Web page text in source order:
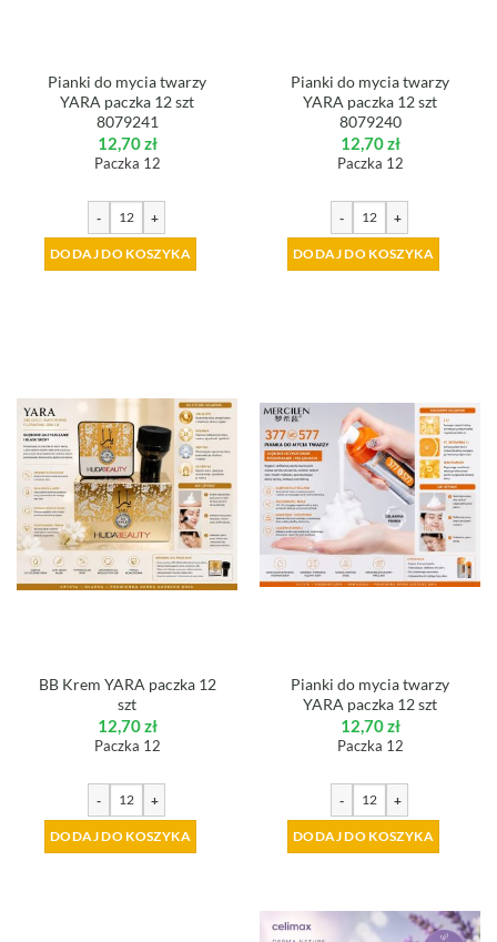
Pianki do mycia twarzy
YARA paczka 12 szt
8079241
12,70zł
Paczka 12
- +
DODAJ DO KOSZYKA
Pianki do mycia twarzy
YARA paczka 12 szt
8079240
12,70zł
Paczka 12
- +
DODAJ DO KOSZYKA
BB Krem YARA paczka 12
szt
12,70zł
Paczka 12
- +
DODAJ DO KOSZYKA
Pianki do mycia twarzy
YARA paczka 12 szt
12,70zł
Paczka 12
- +
DODAJ DO KOSZYKA